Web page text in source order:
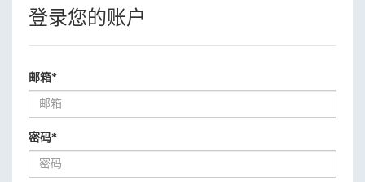
登录您的账户
邮箱*
密码*